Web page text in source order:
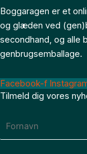
Boggaragen er et
og glæden ved
secondhand, og alle
genbrugsemballage.
Facebook-f
Tilmeld dig vores